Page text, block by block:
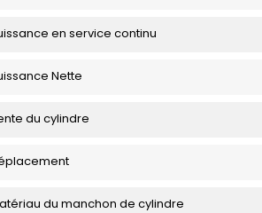
en service continu
Nette
du cylindre
du manchon de cylindre